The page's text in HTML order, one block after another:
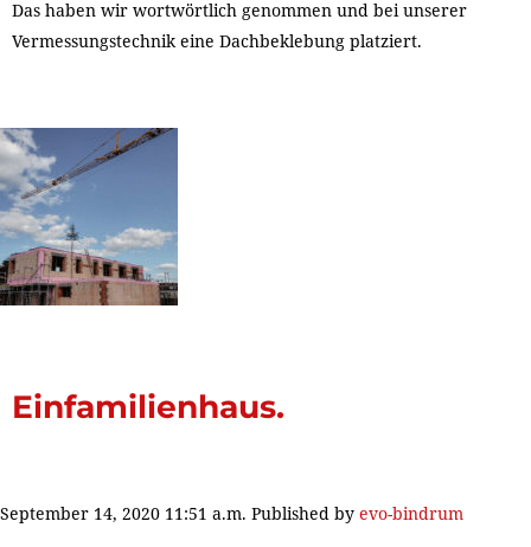
Das haben wir wortwörtlich genommen und bei unserer
Vermessungstechnik eine Dachbeklebung platziert.
Einfamilienhaus.
September 14, 2020 11:51 a.m. Published by evo-bindrum